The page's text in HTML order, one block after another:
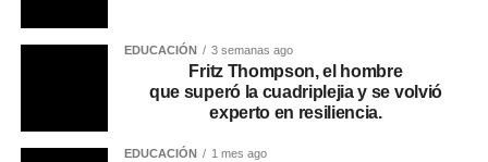
EDUCACIÓN 3 semanas ago
Fritz Thompson, el hombre
que superó la cuadriplejia y se volvió
experto en resiliencia.
EDUCACIÓN 1 mes ago